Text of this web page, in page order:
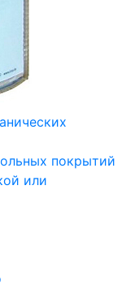
покрытий
или